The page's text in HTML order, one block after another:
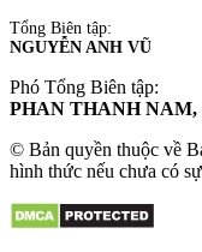
Tổng Biên tập:
NGUYỄN ANH VŨ
Phó Tổng Biên tập:
PHAN THANH
© Bản quyền thuộc về
hình thức nếu chưa có